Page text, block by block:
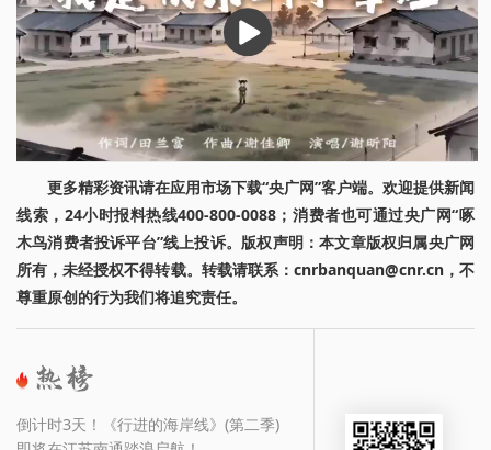
播
放
更多精彩资讯请在应用市场下载“央广网”客户端。欢迎提供新闻
线索，24小时报料热线400-800-0088；消费者也可通过央广网“啄
木鸟消费者投诉平台”线上投诉。版权声明：本文章版权归属央广网
所有，未经授权不得转载。转载请联系：cnrbanquan@cnr.cn，不
尊重原创的行为我们将追究责任。
倒计时3天！《行进的海岸线》(第二季)